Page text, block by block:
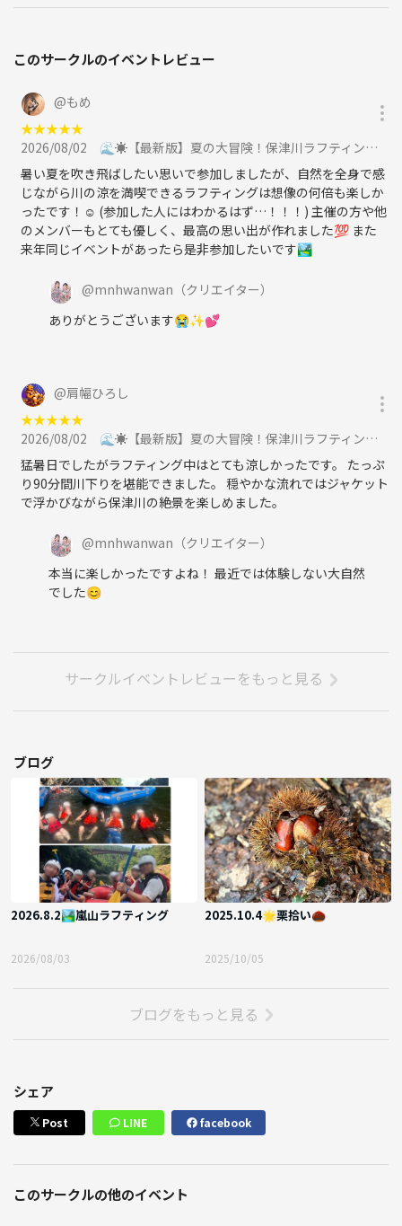
このサークルのイベントレビュー
@もめ
★★★★★
2026/08/02
🌊☀️【最新版】夏の大冒険！保津川ラフティング in 嵐山🚣‍♀️✨に参加
暑い夏を吹き飛ばしたい思いで参加しましたが、自然を全身で感
じながら川の涼を満喫できるラフティングは想像の何倍も楽しか
ったです！☺️ (参加した人にはわかるはず…！！！) 主催の方や他
のメンバーもとても優しく、最高の思い出が作れました💯 また
来年同じイベントがあったら是非参加したいです🏞️
@mnhwanwan （クリエイター）
ありがとうございます😭✨️💕
@肩幅ひろし
★★★★★
2026/08/02
🌊☀️【最新版】夏の大冒険！保津川ラフティング in 嵐山🚣‍♀️✨に参加
猛暑日でしたがラフティング中はとても涼しかったです。 たっぷ
り90分間川下りを堪能できました。 穏やかな流れではジャケット
で浮かびながら保津川の絶景を楽しめました。
@mnhwanwan （クリエイター）
本当に楽しかったですよね！ 最近では体験しない大自然
でした😊
サークルイベントレビューをもっと見る
ブログ
2026.8.2🏞嵐山ラフティング
2026/08/03
2025.10.4🌟栗拾い🌰
2025/10/05
ブログをもっと見る
シェア
Post LINE facebook
このサークルの他のイベント